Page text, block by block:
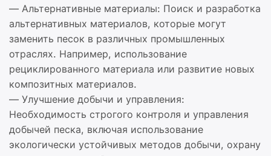
— Альтернативные материалы: Поиск и разработка
альтернативных материалов, которые могут
заменить песок в различных промышленных
отраслях. Например, использование
рециклированного материала или развитие новых
композитных материалов.
— Улучшение добычи и управления:
Необходимость строгого контроля и управления
добычей песка, включая использование
экологически устойчивых методов добычи, охрану